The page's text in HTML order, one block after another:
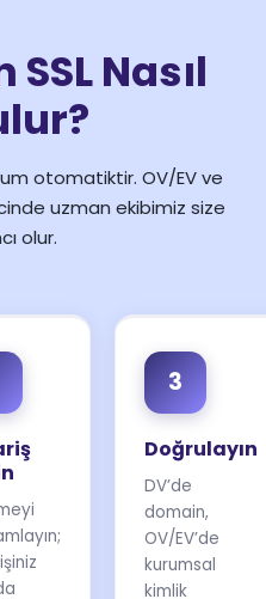
Nasıl
otomatiktir. OV/EV ve
uzman ekibimiz size
olur.
3
Doğrulayın
DV’de
domain,
OV/EV’de
kurumsal
kimlik